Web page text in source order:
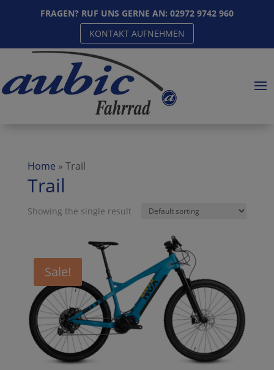
FRAGEN? RUF UNS GERNE AN: 02972 9742 960
KONTAKT AUFNEHMEN
Home » Trail
Trail
Showing the single result
Sale!